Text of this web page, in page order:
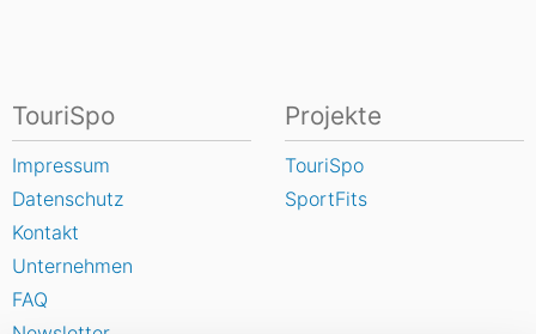
TouriSpo
Impressum
Datenschutz
Kontakt
Unternehmen
FAQ
Projekte
TouriSpo
SportFits